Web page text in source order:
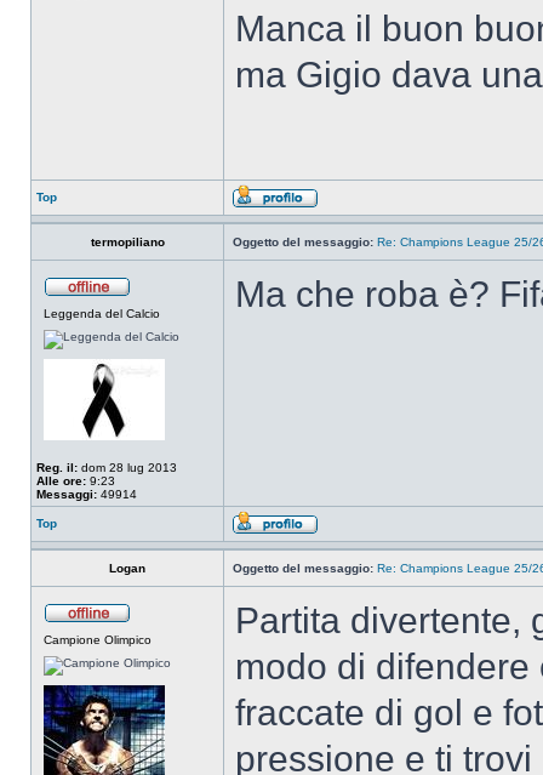
Manca il buon
ma Gigio dava
Top
termopiliano Oggetto del messaggio: Re: Champions League 25/
Leggenda del Calcio
Reg. il: dom 28 lug 2013
Alle ore: 9:23
Messaggi: 49914
Ma che roba è?
Top
Logan Oggetto del messaggio: Re: Champions League 25/
Campione Olimpico
Partita divertente,
modo di
fraccate di gol e
pressione e ti